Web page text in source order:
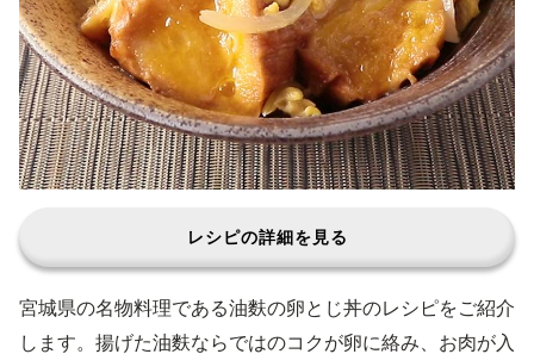
レシピの詳細を見る
宮城県の名物料理である油麩の卵とじ丼のレシピをご紹介
します。揚げた油麩ならではのコクが卵に絡み、お肉が入